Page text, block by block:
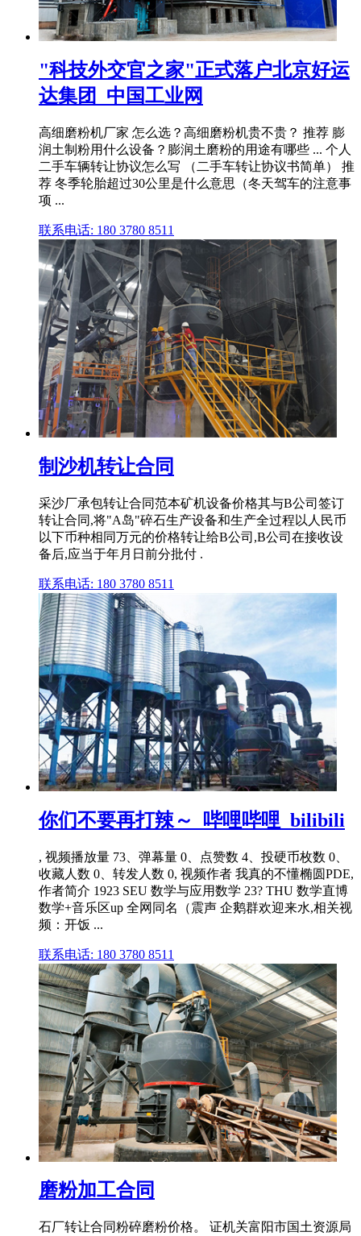
"科技外交官之家"正式落户北京好运
达集团_中国工业网
高细磨粉机厂家 怎么选？高细磨粉机贵不贵？ 推荐 膨
润土制粉用什么设备？膨润土磨粉的用途有哪些 ... 个人
二手车辆转让协议怎么写 （二手车转让协议书简单） 推
荐 冬季轮胎超过30公里是什么意思（冬天驾车的注意事
项 ...
联系电话: 180 3780 8511
制沙机转让合同
采沙厂承包转让合同范本矿机设备价格其与B公司签订
转让合同,将"A岛"碎石生产设备和生产全过程以人民币
以下币种相同万元的价格转让给B公司,B公司在接收设
备后,应当于年月日前分批付 .
联系电话: 180 3780 8511
你们不要再打辣～_哔哩哔哩_bilibili
, 视频播放量 73、弹幕量 0、点赞数 4、投硬币枚数 0、
收藏人数 0、转发人数 0, 视频作者 我真的不懂椭圆PDE,
作者简介 1923 SEU 数学与应用数学 23? THU 数学直博
数学+音乐区up 全网同名（震声 企鹅群欢迎来水,相关视
频：开饭 ...
联系电话: 180 3780 8511
磨粉加工合同
石厂转让合同粉碎磨粉价格。 证机关富阳市国土资源局